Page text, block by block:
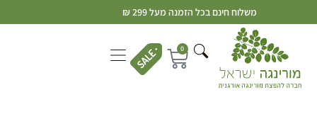
משלוח חינם בכל הזמנה מעל 299 ₪
0